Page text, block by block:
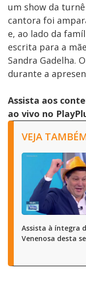
um show da
cantora foi
e, ao lado da
escrita para a
Sandra Gadelha.
durante a
Assista aos
ao vivo no
VEJA
Assista à íntegra
Venenosa desta